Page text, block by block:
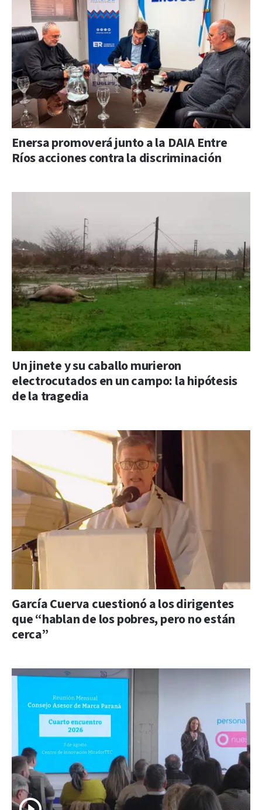
Enersa promoverá junto a la DAIA Entre
Ríos acciones contra la discriminación
Un jinete y su caballo murieron
electrocutados en un campo: la hipótesis
de la tragedia
García Cuerva cuestionó a los dirigentes
que “hablan de los pobres, pero no están
cerca”